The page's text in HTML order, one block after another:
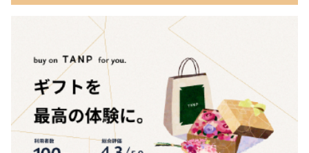
05 入浴剤・バスケア
03 ショコラフレナチュール
04 ＜クランチチョコレート＞ダーク＆ミルク＆キャラメル＆ホワ
イト 60g
05 葉山のショコラ・カロ＜4個入＞